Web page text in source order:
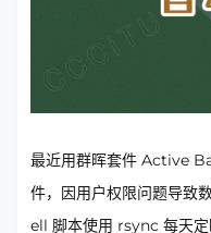
最近用群晖套件 Active
件，因用户权限问题导致
ell 脚本使用 rsync 每天